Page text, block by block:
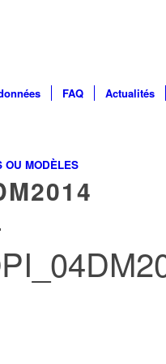
FAQ Actualités
OU MODÈLES